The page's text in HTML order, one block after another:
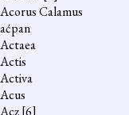
Acorus Calamus
aćpan
Actaea
Actis
Activa
Acus
Acz[6]